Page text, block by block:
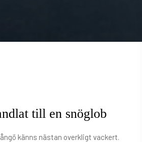
till en snöglob
känns nästan overkligt vackert.